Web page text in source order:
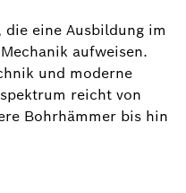
eine Ausbildung im
aufweisen.
und moderne
reicht von
Bohrhämmer bis hin